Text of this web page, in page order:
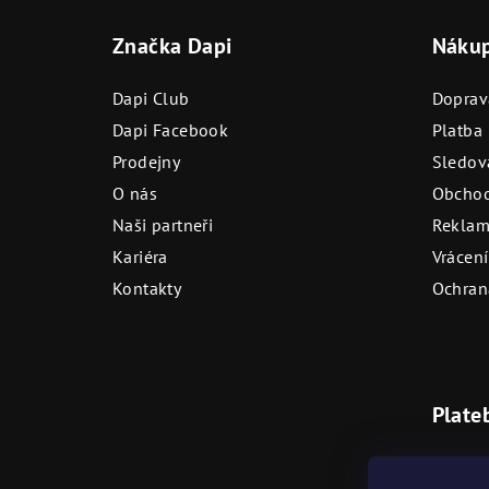
Značka Dapi
Dapi Club
Dapi Facebook
Prodejny
O nás
Naši partneři
Kariéra
Kontakty
Platba